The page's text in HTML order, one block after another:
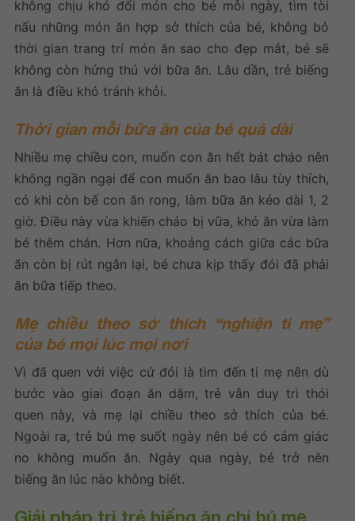
không chịu khó đổi món cho bé mỗi ngày, tìm tòi
nấu những món ăn hợp sở thích của bé, không bỏ
thời gian trang trí món ăn sao cho đẹp mắt, bé sẽ
không còn hứng thú với bữa ăn. Lâu dần, trẻ biếng
ăn là điều khó tránh khỏi.
Thời gian mỗi bữa ăn của bé quá dài
Nhiều mẹ chiều con, muốn con ăn hết bát cháo nên
không ngần ngại để con muốn ăn bao lâu tùy thích,
có khi còn bế con ăn rong, làm bữa ăn kéo dài 1, 2
giờ. Điều này vừa khiến cháo bị vữa, khó ăn vừa làm
bé thêm chán. Hơn nữa, khoảng cách giữa các bữa
ăn còn bị rút ngắn lại, bé chưa kịp thấy đói đã phải
ăn bữa tiếp theo.
Mẹ chiều theo sở thích “nghiện ti mẹ”
của bé mọi lúc mọi nơi
Vì đã quen với việc cứ đói là tìm đến ti mẹ nên dù
bước vào giai đoạn ăn dặm, trẻ vẫn duy trì thói
quen này, và mẹ lại chiều theo sở thích của bé.
Ngoài ra, trẻ bú mẹ suốt ngày nên bé có cảm giác
no không muốn ăn. Ngày qua ngày, bé trở nên
biếng ăn lúc nào không biết.